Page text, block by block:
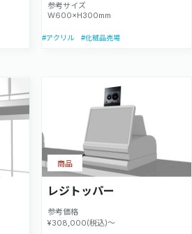
参考サイズ
W600×H300mm
#アクリル #化粧品売場
レジトッパー
参考価格
¥308,000(税込)～
商品